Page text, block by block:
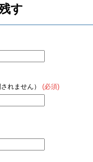
す
れません） (必須)